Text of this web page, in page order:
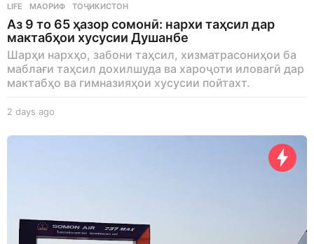
LIFE МАОРИФ ,ТОҶИКИСТОН
Аз 9 то 65 ҳазор сомонӣ: нархи таҳсил дар
мактабҳои хусусии Душанбе
Шарҳи нархҳо, забони таҳсил, хизматрасониҳои ба
маблағи таҳсил дохилшуда ва хароҷоти иловагӣ дар
мактабҳо ва гимназияҳои хусусии пойтахт.
2 days ago
a